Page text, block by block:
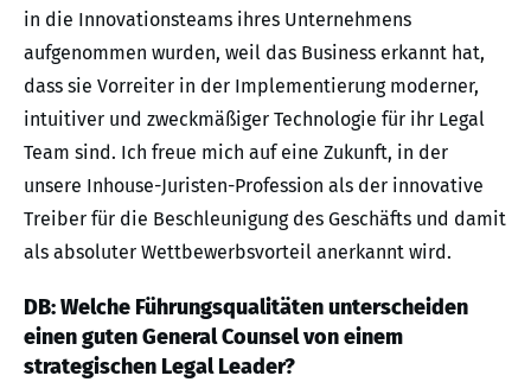
in die Innovationsteams ihres Unternehmens
aufgenommen wurden, weil das Business erkannt hat,
dass sie Vorreiter in der Implementierung moderner,
intuitiver und zweckmäßiger Technologie für ihr Legal
Team sind. Ich freue mich auf eine Zukunft, in der
unsere Inhouse-Juristen-Profession als der innovative
Treiber für die Beschleunigung des Geschäfts und damit
als absoluter Wettbewerbsvorteil anerkannt wird.
DB: Welche Führungsqualitäten unterscheiden
einen guten General Counsel von einem
strategischen Legal Leader?